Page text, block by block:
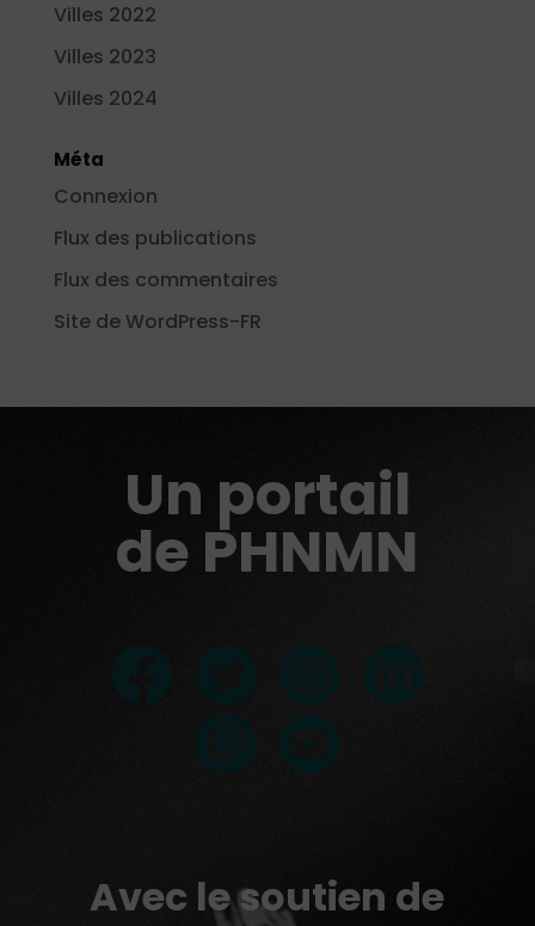
Villes 2022
Villes 2023
Villes 2024
Méta
Connexion
Flux des publications
Flux des commentaires
Site de WordPress-FR
Un portail
de PHNMN
Avec le soutien de